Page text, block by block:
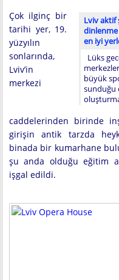
Lviv aktif
dinlenme
en iyi
Lüks
büyük
sunduğu
Çok ilginç bir
tarihi yer, 19.
yüzyılın
sonlarında,
Lviv’in
merkezi
caddelerinden birinde
girişin antik tarzda
binada bir kumarhane
şu anda olduğu eğitim
işgal edildi.